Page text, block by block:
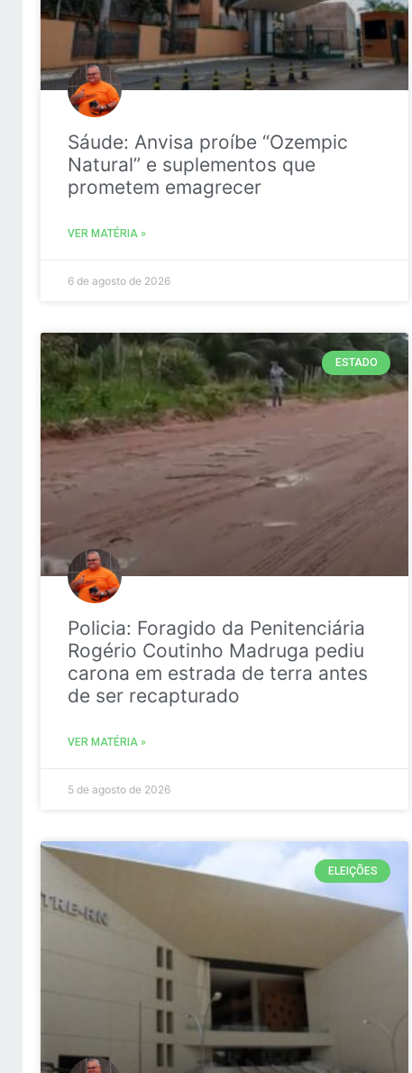
Sáude: Anvisa proíbe “Ozempic
Natural” e suplementos que
prometem emagrecer
VER MATÉRIA »
6 de agosto de 2026
ESTADO
Policia: Foragido da Penitenciária
Rogério Coutinho Madruga pediu
carona em estrada de terra antes
de ser recapturado
VER MATÉRIA »
5 de agosto de 2026
ELEIÇÕES